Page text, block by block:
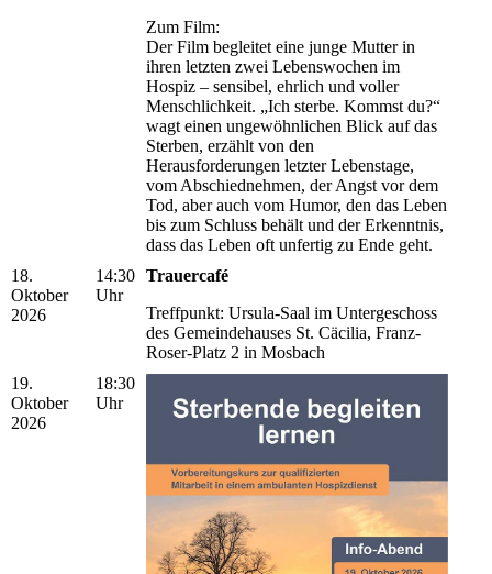
Zum Film:
Der Film begleitet eine junge Mutter in
ihren letzten zwei Lebenswochen im
Hospiz – sensibel, ehrlich und voller
Menschlichkeit. „Ich sterbe. Kommst du?“
wagt einen ungewöhnlichen Blick auf das
Sterben, erzählt von den
Herausforderungen letzter Lebenstage,
vom Abschiednehmen, der Angst vor dem
Tod, aber auch vom Humor, den das Leben
bis zum Schluss behält und der Erkenntnis,
dass das Leben oft unfertig zu Ende geht.
18.
Oktober
2026
14:30
Uhr
Trauercafé
Treffpunkt: Ursula-Saal im Untergeschoss
des Gemeindehauses St. Cäcilia, Franz-
Roser-Platz 2 in Mosbach
19.
Oktober
2026
18:30
Uhr